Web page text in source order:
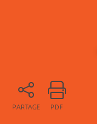
PARTAGE PDF